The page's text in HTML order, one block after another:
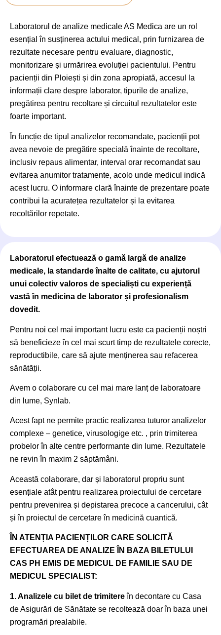
Laboratorul de analize medicale AS Medica are un rol
esențial în susținerea actului medical, prin furnizarea de
rezultate necesare pentru evaluare, diagnostic,
monitorizare și urmărirea evoluției pacientului. Pentru
pacienții din Ploiești și din zona apropiată, accesul la
informații clare despre laborator, tipurile de analize,
pregătirea pentru recoltare și circuitul rezultatelor este
foarte important.
În funcție de tipul analizelor recomandate, pacienții pot
avea nevoie de pregătire specială înainte de recoltare,
inclusiv repaus alimentar, interval orar recomandat sau
evitarea anumitor tratamente, acolo unde medicul indică
acest lucru. O informare clară înainte de prezentare poate
contribui la acuratețea rezultatelor și la evitarea
recoltărilor repetate.
Laboratorul efectuează o gamă largă de analize
medicale, la standarde înalte de calitate, cu ajutorul
unui colectiv valoros de specialiști cu experiență
vastă în medicina de laborator și profesionalism
dovedit.
Pentru noi cel mai important lucru este ca pacienții noștri
să beneficieze în cel mai scurt timp de rezultatele corecte,
reproductibile, care să ajute menținerea sau refacerea
sănătății.
Avem o colaborare cu cel mai mare lanț de laboratoare
din lume, Synlab.
Acest fapt ne permite practic realizarea tuturor analizelor
complexe – genetice, virusologige etc. , prin trimiterea
probelor în alte centre performante din lume. Rezultatele
ne revin în maxim 2 săptămâni.
Această colaborare, dar și laboratorul propriu sunt
esențiale atât pentru realizarea proiectului de cercetare
pentru prevenirea și depistarea precoce a cancerului, cât
și în proiectul de cercetare în medicină cuantică.
ÎN ATENȚIA PACIENȚILOR CARE SOLICITĂ
EFECTUAREA DE ANALIZE ÎN BAZA BILETULUI
CAS PH EMIS DE MEDICUL DE FAMILIE SAU DE
MEDICUL SPECIALIST:
1. Analizele cu bilet de trimitereîn decontare cu Casa
de Asigurări de Sănătate se recoltează doar în baza unei
programări prealabile.